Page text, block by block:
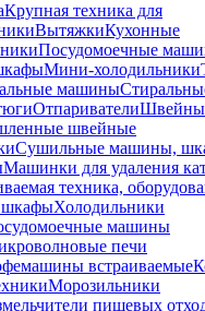
Крупная техника для
ВытяжкиКухонные
Посудомоечные
Мини-холодильники
машины
Отпариватели
швейные
Сушильные машины,
Машинки для удаления
техника,
шкафыХолодильники
машины
печи
встраиваемые
Морозильники
пищевых